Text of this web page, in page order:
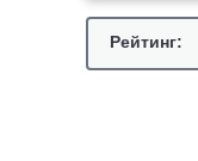
Рейтинг: